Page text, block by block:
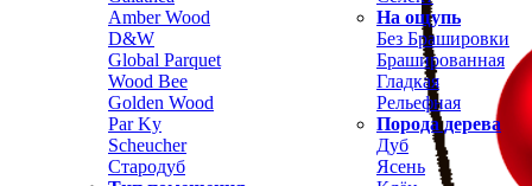
Amber Wood
D&W
Global Parquet
Wood Bee
Golden Wood
Par Ky
Scheucher
Стародуб
На ощупь
Без Брашировки
Брашированная
Гладкая
Рельефная
Порода дерева
Дуб
Ясень